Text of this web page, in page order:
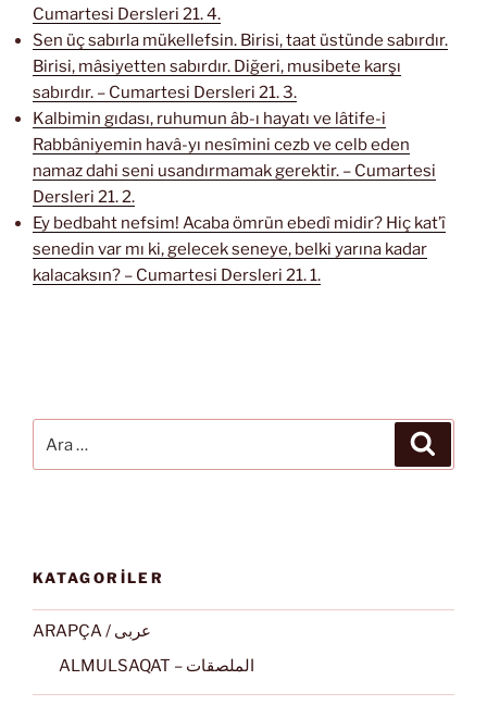
Cumartesi Dersleri 21. 4.
Sen üç sabırla mükellefsin. Birisi, taat üstünde sabırdır.
Birisi, mâsiyetten sabırdır. Diğeri, musibete karşı
sabırdır. – Cumartesi Dersleri 21. 3.
Kalbimin gıdası, ruhumun âb-ı hayatı ve lâtife-i
Rabbâniyemin havâ-yı nesîmini cezb ve celb eden
namaz dahi seni usandırmamak gerektir. – Cumartesi
Dersleri 21. 2.
Ey bedbaht nefsim! Acaba ömrün ebedî midir? Hiç kat’î
senedin var mı ki, gelecek seneye, belki yarına kadar
kalacaksın? – Cumartesi Dersleri 21. 1.
KATAGORİLER
ARAPÇA / عربى
ALMULSAQAT – الملصقات